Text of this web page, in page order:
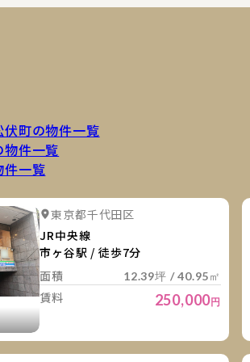
町の物件一覧
件一覧
件一覧
詳細を見る
東京都千代田区
JR中央線
市ヶ谷駅 / 徒歩7分
面積
12.39坪 / 40.95㎡
賃料 250,000円